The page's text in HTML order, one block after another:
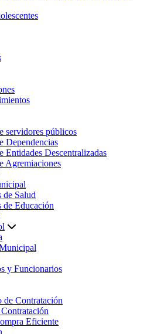
servidores públicos
Dependencias
Entidades Descentralizadas
Agremiaciones
de Salud
de Educación
y Funcionarios
de Contratación
Eficiente